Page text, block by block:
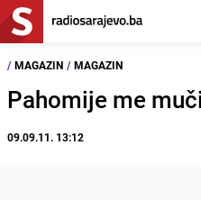
/ MAGAZIN / MAGAZIN
Pahomije me
09.09.11. 13:12